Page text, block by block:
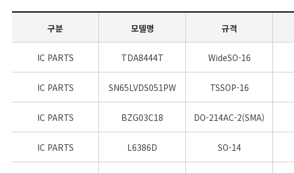
구분 모델명 규격
IC PARTS TDA8444T WideSO-16
IC PARTS SN65LVDS051PW TSSOP-16
IC PARTS BZG03C18 DO-214AC-2(SMA)
IC PARTS L6386D SO-14